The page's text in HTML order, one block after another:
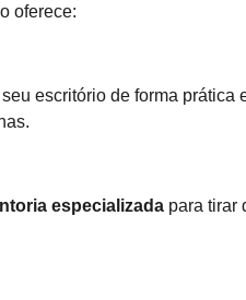
oferece:
escritório de forma prática
especializada para tirar